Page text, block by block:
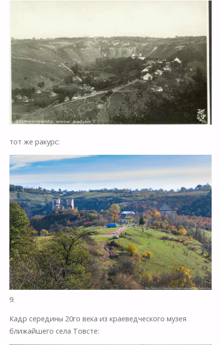
тот же ракурс:
9.
Кадр середины 20го века из краеведческого музея
ближайшего села Товсте: